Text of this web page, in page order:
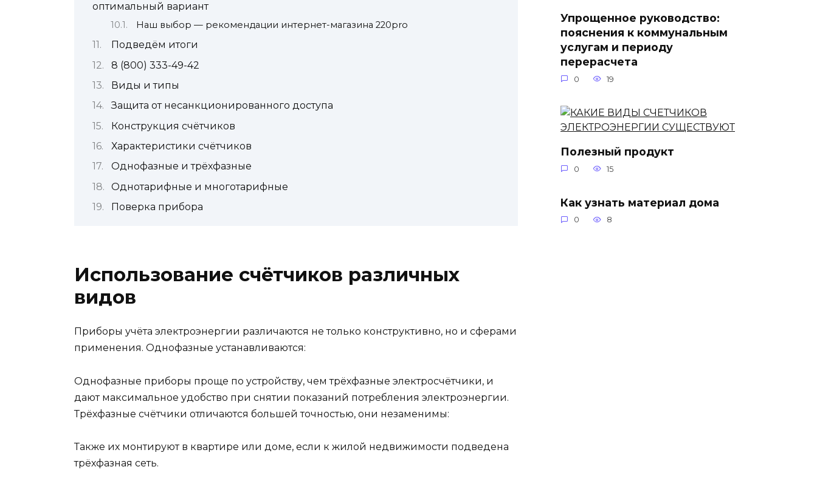
оптимальный вариант
Наш выбор — рекомендации интернет-магазина 220pro
Подведём итоги
8 (800) 333-49-42
Виды и типы
Защита от несанкционированного доступа
Конструкция счётчиков
Характеристики счётчиков
Однофазные и трёхфазные
Однотарифные и многотарифные
Поверка прибора
Использование счётчиков различных
видов
Приборы учёта электроэнергии различаются не только конструктивно, но и сферами
применения. Однофазные устанавливаются:
Однофазные приборы проще по устройству, чем трёхфазные электросчётчики, и
дают максимальное удобство при снятии показаний потребления электроэнергии.
Трёхфазные счётчики отличаются большей точностью, они незаменимы:
Также их монтируют в квартире или доме, если к жилой недвижимости подведена
трёхфазная сеть.
Упрощенное руководство:
пояснения к коммунальным
услугам и периоду
перерасчета
0 19
Полезный продукт
0 15
Как узнать материал дома
0 8